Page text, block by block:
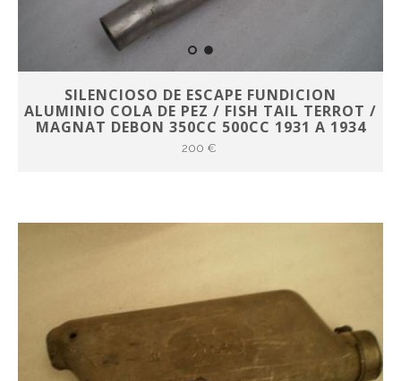
SILENCIOSO DE ESCAPE FUNDICION
ALUMINIO COLA DE PEZ / FISH TAIL TERROT /
MAGNAT DEBON 350CC 500CC 1931 A 1934
200 €